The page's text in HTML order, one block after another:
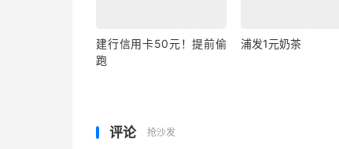
建行信用卡50元！提前偷
跑
浦发1元奶茶
评论 抢沙发